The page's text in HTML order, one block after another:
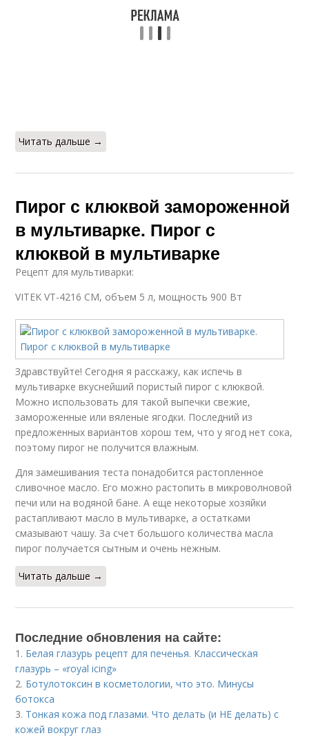
Читать дальше →
Пирог с клюквой замороженной
в мультиварке. Пирог с
клюквой в мультиварке
Рецепт для мультиварки:
VITEK VT-4216 CM, объем 5 л, мощность 900 Вт
Здравствуйте! Сегодня я расскажу, как испечь в
мультиварке вкуснейший пористый пирог с клюквой.
Можно использовать для такой выпечки свежие,
замороженные или вяленые ягодки. Последний из
предложенных вариантов хорош тем, что у ягод нет сока,
поэтому пирог не получится влажным.
Для замешивания теста понадобится растопленное
сливочное масло. Его можно растопить в микроволновой
печи или на водяной бане. А еще некоторые хозяйки
растапливают масло в мультиварке, а остатками
смазывают чашу. За счет большого количества масла
пирог получается сытным и очень нежным.
Читать дальше →
Последние обновления на сайте:
1. Белая глазурь рецепт для печенья. Классическая
глазурь – «royal icing»
2. Ботулотоксин в косметологии, что это. Минусы
ботокса
3. Тонкая кожа под глазами. Что делать (и НЕ делать) с
кожей вокруг глаз